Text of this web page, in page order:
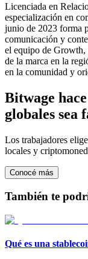
Licenciada en
especialización en
junio de 2023 forma
comunicación y
el equipo de Growth,
de la marca en la
en la comunidad y
Bitwage
globales sea
Los trabajadores
locales y
Conocé más
También te
Qué es una